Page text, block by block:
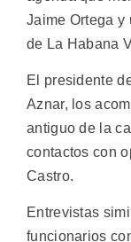
Jaime Ortega y
de La Habana
El presidente
Aznar, los
antiguo de la
contactos con
Castro.
Entrevistas
funcionarios